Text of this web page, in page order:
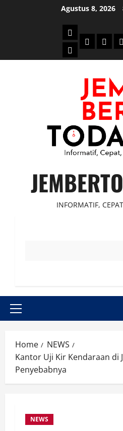
Agustus 8, 2026
Beranda
News
Politik
INFORMATIF,
Primary
Home
NEWS
Kantor Uji Kir Kendaraan di
Penyebabnya
NEWS